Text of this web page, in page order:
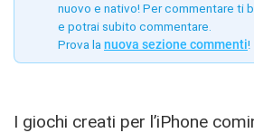
nuovo e nativo! Per commentare ti
e potrai subito commentare.
Prova la nuova sezione commenti!
I giochi creati per l’iPhone